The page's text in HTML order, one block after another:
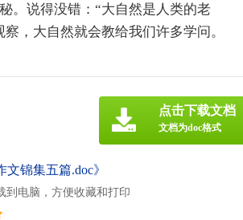
。说得没错：“大自然是人类的老
，大自然就会教给我们许多学问。
文锦集五篇.doc》
到电脑，方便收藏和打印
点击下载文档
文档为doc格式